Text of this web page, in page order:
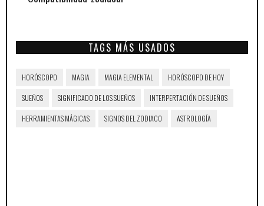
TAGS MÁS USADOS
HORÓSCOPO MAGIA MAGIA ELEMENTAL HORÓSCOPO DE HOY
SUEÑOS SIGNIFICADO DE LOS SUEÑOS INTERPERTACIÓN DE SUEÑOS
HERRAMIENTAS MÁGICAS SIGNOS DEL ZODIACO ASTROLOGÍA